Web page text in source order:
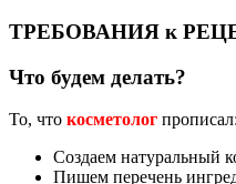
ТРЕБОВАНИЯ к
Что будем делать?
То, что косметолог прописал:
Создаем натуральный
Пишем перечень